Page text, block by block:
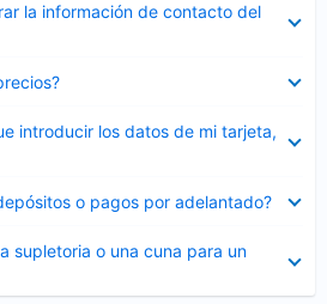
la información de contacto del
introducir los datos de mi tarjeta,
o pagos por adelantado?
supletoria o una cuna para un